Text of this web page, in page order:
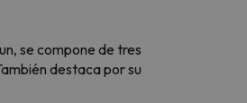
se compone de tres
destaca por su